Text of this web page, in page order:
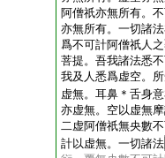
阿僧祇亦無所有。
亦無所有。一切諸
爲不可計阿僧祇人
菩提。吾我諸法悉
我及人悉爲虚空。
虚無。耳鼻＊舌身
亦虚無。空以虚無
二虚阿僧祇無央數
計以虚無。一切諸法